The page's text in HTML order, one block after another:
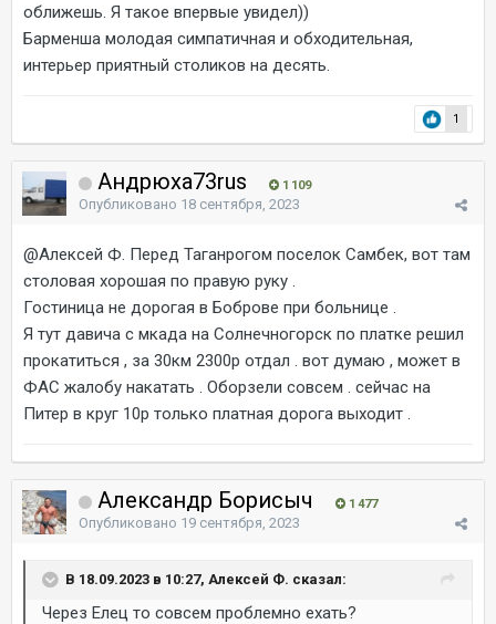
оближешь. Я такое впервые увидел))
Барменша молодая симпатичная и обходительная,
интерьер приятный столиков на десять.
1
Андрюха73rus 1 109
Опубликовано 18 сентября, 2023
@Алексей Ф. Перед Таганрогом поселок Самбек, вот там
столовая хорошая по правую руку .
Гостиница не дорогая в Боброве при больнице .
Я тут давича с мкада на Солнечногорск по платке решил
прокатиться , за 30км 2300р отдал . вот думаю , может в
ФАС жалобу накатать . Оборзели совсем . сейчас на
Питер в круг 10р только платная дорога выходит .
Александр Борисыч 1 477
Опубликовано 19 сентября, 2023
В 18.09.2023 в 10:27, Алексей Ф. сказал:
Через Елец то совсем проблемно ехать?